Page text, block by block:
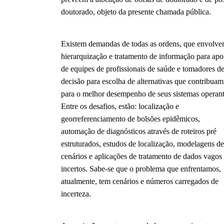
doutorado, objeto da presente chamada pública.
Existem demandas de todas as ordens, que
hierarquização e tratamento de informação para
de equipes de profissionais de saúde e tomadores de
decisão para escolha de alternativas que contribuam
para o melhor desempenho de seus sistemas
Entre os desafios, estão: localização e
georreferenciamento de bolsões epidêmicos,
automação de diagnósticos através de roteiros pré
estruturados, estudos de localização, modelagens de
cenários e aplicações de tratamento de dados vagos
incertos. Sabe-se que o problema que enfrentamos,
atualmente, tem cenários e números carregados de
incerteza.